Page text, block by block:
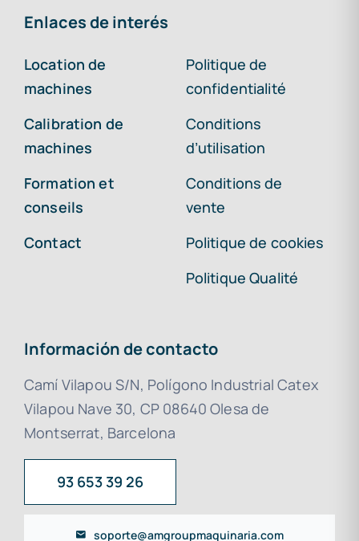
Enlaces de interés
Location de
machines
Calibration de
machines
Formation et
conseils
Contact
Politique de
confidentialité
Conditions
d’utilisation
Conditions de
vente
Politique de cookies
Politique Qualité
Información de contacto
Camí Vilapou S/N, Polígono Industrial Catex
Vilapou Nave 30, CP 08640 Olesa de
Montserrat, Barcelona
93 653 39 26
soporte@amgroupmaquinaria.com